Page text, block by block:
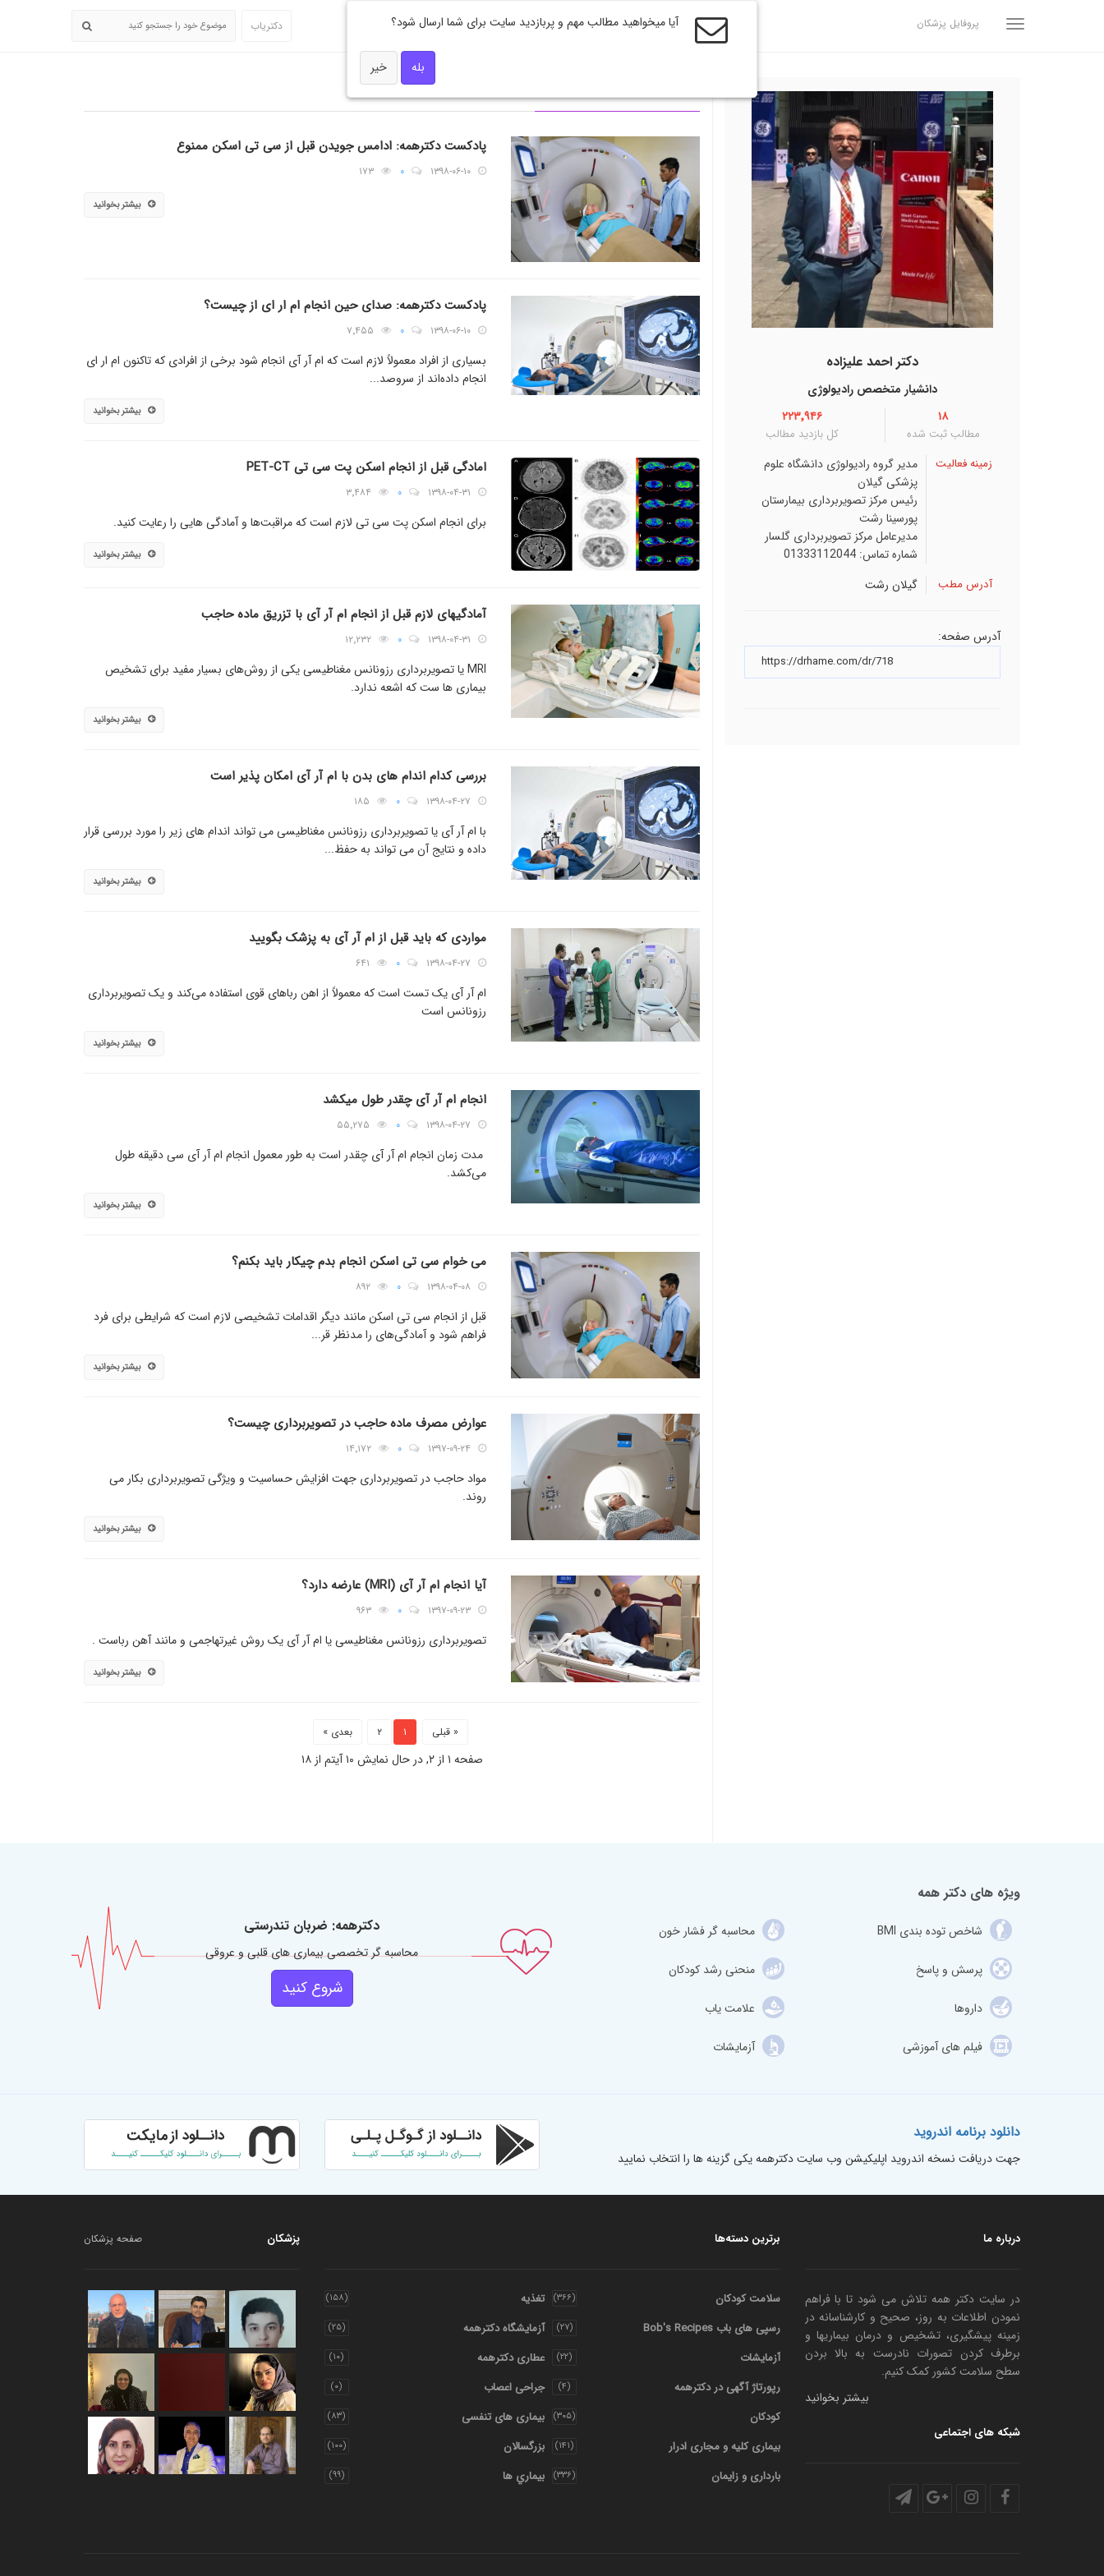
پروفایل پزشکان دکتریاب
دکتر احمد علیزاده
دانشيار متخصص رادیولوژی
۱۸
مطالب ثبت شده
۲۲۳٬۹۴۶
کل بازدید مطالب
زمینه فعالیت
مدیر گروه رادیولوژی دانشگاه علوم
پزشکی گیلان
رئیس مرکز تصویربرداری بیمارستان
پورسینا رشت
مدیرعامل مرکز تصویربرداری گلسار
شماره تماس: 01333112044
آدرس مطب گیلان رشت
آدرس صفحه:
پادکست دکترهمه: ادامس جویدن قبل از سی تی اسکن ممنوع
۱۳۹۸-۰۶-۱۰ ۰ ۱۷۳
بیشتر بخوانید
پادکست دکترهمه: صدای حین انجام ام ار ای از چیست؟
۱۳۹۸-۰۶-۱۰ ۰ ۷٬۴۵۵
بسیاری از افراد معمولاً لازم است که ام آر آی انجام شود برخی از افرادی که تاکنون ام ار ای
انجام داده‌اند از سروصد...
بیشتر بخوانید
امادگی قبل از انجام اسکن پت سی تی PET-CT
۱۳۹۸-۰۴-۳۱ ۰ ۳٬۴۸۴
برای انجام اسکن پت سی تی لازم است که مراقبت‌ها و آمادگی هایی را رعایت کنید.
بیشتر بخوانید
آمادگیهای لازم قبل از انجام ام آر آی با تزریق ماده حاجب
۱۳۹۸-۰۴-۳۱ ۰ ۱۲٬۲۳۲
MRI یا تصویربرداری رزونانس مغناطیسی یکی از روش‌های بسیار مفید برای تشخیص
بیماری ها ست که اشعه ندارد.
بیشتر بخوانید
بررسی کدام اندام های بدن با ام آر آی امکان پذیر است
۱۳۹۸-۰۴-۲۷ ۰ ۱۸۵
با ام آر آی یا تصویربرداری رزونانس مغناطیسی می تواند اندام های زیر را مورد بررسی قرار
داده و نتایج آن می تواند به حفظ...
بیشتر بخوانید
مواردی که باید قبل از ام آر آی به پزشک بگویید
۱۳۹۸-۰۴-۲۷ ۰ ۶۴۱
ام آر آی یک تست است که معمولاً از اهن رباهای قوی استفاده می‌کند و یک تصویربرداری
رزونانس است
بیشتر بخوانید
انجام ام آر آی چقدر طول میکشد
۱۳۹۸-۰۴-۲۷ ۰ ۵۵٬۲۷۵
مدت زمان انجام ام آر آی چقدر است به طور معمول انجام ام آر آی سی دقیقه طول
می‌کشد.
بیشتر بخوانید
می خوام سی تی اسکن انجام بدم چیکار باید بکنم؟
۱۳۹۸-۰۴-۰۸ ۰ ۸۹۲
قبل از انجام سی تی اسکن مانند دیگر اقدامات تشخیصی لازم است که شرایطی برای فرد
فراهم شود و آمادگی‌های را مدنظر قر...
بیشتر بخوانید
عوارض مصرف ماده حاجب در تصویربرداری چیست؟
۱۳۹۷-۰۹-۲۴ ۰ ۱۴٬۱۷۲
مواد حاجب در تصویربرداری جهت افزایش حساسیت و ویژگی تصویربرداری بکار می
روند.
بیشتر بخوانید
آیا انجام ام آر آی (MRI) عارضه دارد؟
۱۳۹۷-۰۹-۲۳ ۰ ۹۶۳
تصویربرداری رزونانس مغناطیسی یا ام آر آی یک روش غیرتهاجمی و مانند آهن رباست .
بیشتر بخوانید
« قبلی ۱ ۲ بعدی »
صفحه ۱ از ۲, در حال نمایش ۱۰ آیتم از ۱۸
ویژه های دکتر همه
شاخص توده بندی BMI
پرسش و پاسخ
داروها
فیلم های آموزشی
محاسبه گر فشار خون
منحنی رشد کودکان
علامت یاب
آزمایشات
دکترهمه: ضربان تندرستی
محاسبه گر تخصصی بیماری های قلبی و عروقی
شروع کنید
دانلود برنامه اندروید
جهت دریافت نسخه اندروید اپلیکیشن وب سایت دکترهمه یکی گزینه ها را انتخاب نمایید
درباره ما
در سایت دکتر همه تلاش می شود تا با فراهم
نمودن اطلاعات به روز، صحیح و کارشناسانه در
زمینه پیشگیری، تشخیص و درمان بیماریها و
برطرف کردن تصورات نادرست به بالا بردن
سطح سلامت کشور کمک کنیم.
بیشتر بخوانید
شبکه های اجتماعی
برترین دسته‌ها
سلامت کودکان (۳۶۶) تغذیه (۱۵۸)
رسپی های باب Bob's Recipes (۲۷) آزمایشگاه دکترهمه (۲۵)
آزمایشات (۲۲) عطاری دکترهمه (۱۰)
رپورتاژ آگهی در دکترهمه (۴) جراحی اعصاب (۰)
کودکان (۳۰۵) بیماری های تنفسی (۸۳)
بیماری کلیه و مجاری ادرار (۱۴۱) بزرگسالان (۱۰۰)
بارداری و زایمان (۳۳۶) بيماري ها (۹۹)
پزشکان صفحه پزشکان
آیا میخواهید مطالب مهم و پربازدید سایت برای شما ارسال شود؟
بله خیر